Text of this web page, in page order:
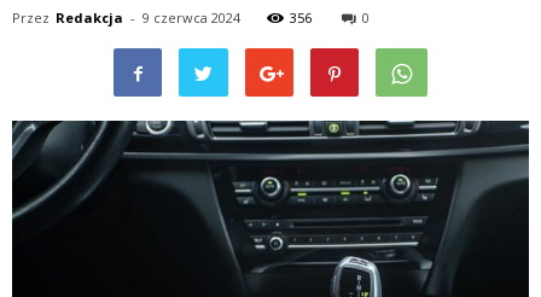
Przez Redakcja - 9 czerwca 2024 356 0